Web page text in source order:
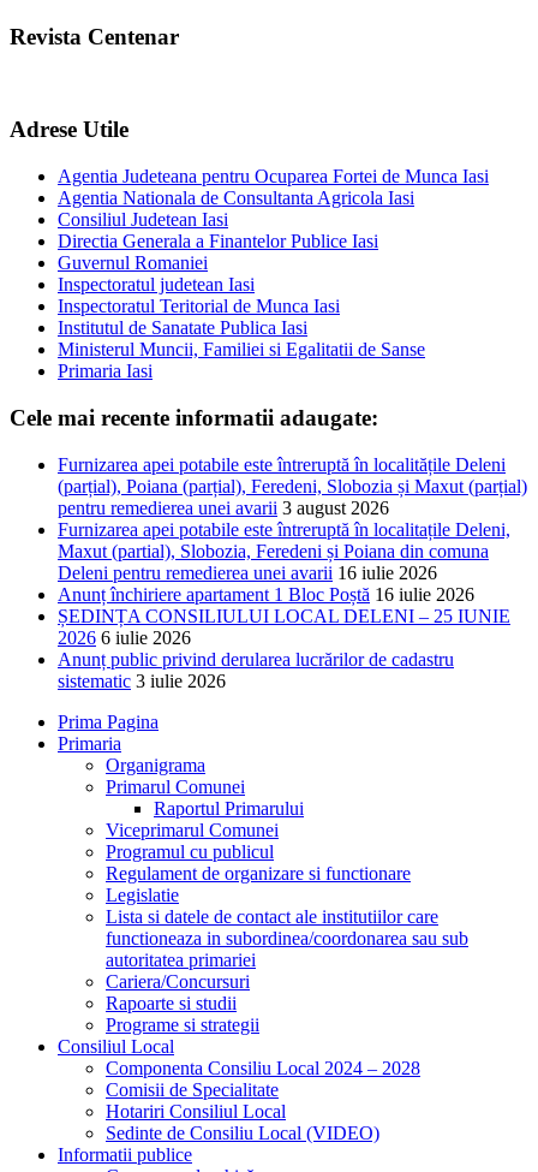
Revista Centenar
Adrese Utile
Agentia Judeteana pentru Ocuparea Fortei de Munca Iasi
Agentia Nationala de Consultanta Agricola Iasi
Consiliul Judetean Iasi
Directia Generala a Finantelor Publice Iasi
Guvernul Romaniei
Inspectoratul judetean Iasi
Inspectoratul Teritorial de Munca Iasi
Institutul de Sanatate Publica Iasi
Ministerul Muncii, Familiei si Egalitatii de Sanse
Primaria Iasi
Cele mai recente informatii adaugate:
Furnizarea apei potabile este întreruptă în localitățile Deleni
(parțial), Poiana (parțial), Feredeni, Slobozia și Maxut (parțial)
pentru remedierea unei avarii 3 august 2026
Furnizarea apei potabile este întreruptă în localitațile Deleni,
Maxut (partial), Slobozia, Feredeni și Poiana din comuna
Deleni pentru remedierea unei avarii 16 iulie 2026
Anunț închiriere apartament 1 Bloc Poștă 16 iulie 2026
ȘEDINȚA CONSILIULUI LOCAL DELENI – 25 IUNIE
2026 6 iulie 2026
Anunț public privind derularea lucrărilor de cadastru
sistematic 3 iulie 2026
Prima Pagina
Primaria
Organigrama
Primarul Comunei
Raportul Primarului
Viceprimarul Comunei
Programul cu publicul
Regulament de organizare si functionare
Legislatie
Lista si datele de contact ale institutiilor care
functioneaza in subordinea/coordonarea sau sub
autoritatea primariei
Cariera/Concursuri
Rapoarte si studii
Programe si strategii
Consiliul Local
Componenta Consiliu Local 2024 – 2028
Comisii de Specialitate
Hotariri Consiliul Local
Sedinte de Consiliu Local (VIDEO)
Informatii publice